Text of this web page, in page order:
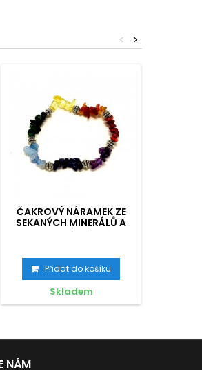
>
<
ČAKROVÝ NÁRAMEK ZE
SEKANÝCH MINERÁLŮ A
Přidat do košíku
Skladem
NÁM